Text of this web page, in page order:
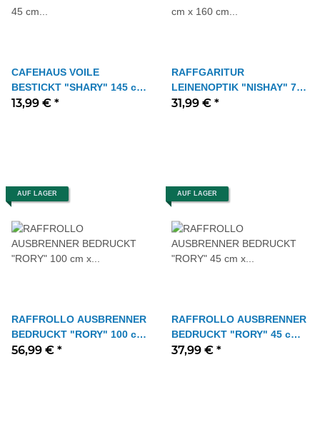
CAFEHAUS VOILE
BESTICKT "SHARY" 145 cm
x 45 cm Farbe WEISS
13,99 € *
RAFFGARITUR
LEINENOPTIK "NISHAY" 75
cm x 160 cm Farbe WEISS
31,99 € *
AUF LAGER
RAFFROLLO AUSBRENNER
BEDRUCKT "RORY" 100 cm
x 130 cm Farbe WEISS
56,99 € *
AUF LAGER
RAFFROLLO AUSBRENNER
BEDRUCKT "RORY" 45 cm x
130 cm Farbe WEISS
37,99 € *